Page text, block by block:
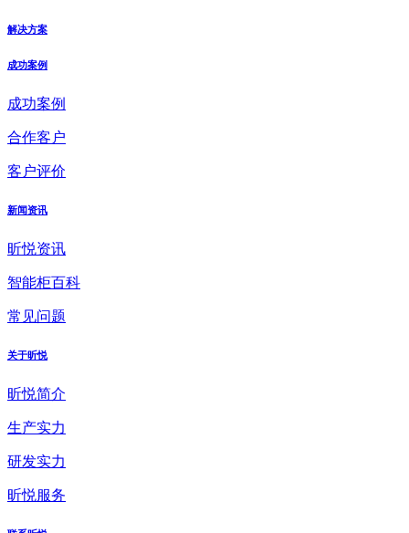
解决方案
成功案例
成功案例
合作客户
客户评价
新闻资讯
昕悦资讯
智能柜百科
常见问题
关于昕悦
昕悦简介
生产实力
研发实力
昕悦服务